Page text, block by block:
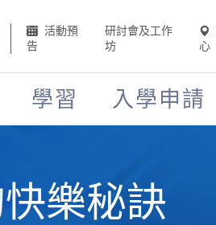
活動預
告
研討會及工作
坊
心
學習 入學申請
樂秘訣